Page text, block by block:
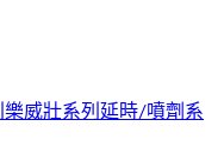
樂威壯系列 延時/噴劑系